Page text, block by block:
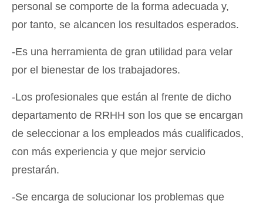
personal se comporte de la forma adecuada y,
por tanto, se alcancen los resultados esperados.
-Es una herramienta de gran utilidad para velar
por el bienestar de los trabajadores.
-Los profesionales que están al frente de dicho
departamento de RRHH son los que se encargan
de seleccionar a los empleados más cualificados,
con más experiencia y que mejor servicio
prestarán.
-Se encarga de solucionar los problemas que